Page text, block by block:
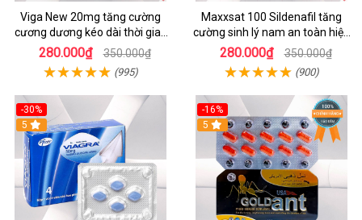
Viga New 20mg tăng cường
cương dương kéo dài thời gian
quan hệ hộp 4 viên
280.000₫ 350.000₫
(995)
Maxxsat 100 Sildenafil tăng
cường sinh lý nam an toàn hiệu
quả
280.000₫ 350.000₫
(900)
-30%
5
-16%
5